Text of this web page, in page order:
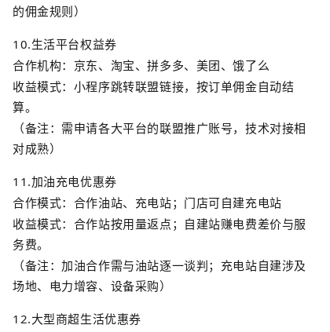
的佣金规则）
10.生活平台权益券
合作机构：京东、淘宝、拼多多、美团、饿了么
收益模式：小程序跳转联盟链接，按订单佣金自动结
算。
（备注：需申请各大平台的联盟推广账号，技术对接相
对成熟）
11.加油充电优惠券
合作模式：合作油站、充电站；门店可自建充电站
收益模式：合作站按用量返点；自建站赚电费差价与服
务费。
（备注：加油合作需与油站逐一谈判；充电站自建涉及
场地、电力增容、设备采购）
12.大型商超生活优惠券